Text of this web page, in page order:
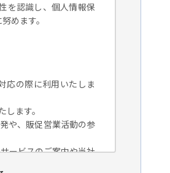
を認識し、個人情報保
めます。
応の際に利用いたしま
ます。
や、販促営業活動の参
ービスのご案内や当社